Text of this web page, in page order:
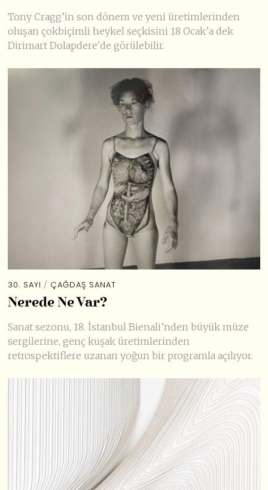
Tony Cragg’in son dönem ve yeni üretimlerinden
oluşan çokbiçimli heykel seçkisini 18 Ocak’a dek
Dirimart Dolapdere'de görülebilir.
30. SAYI / ÇAĞDAŞ SANAT
Nerede Ne Var?
Sanat sezonu, 18. İstanbul Bienali’nden büyük müze
sergilerine, genç kuşak üretimlerinden
retrospektiflere uzanan yoğun bir programla açılıyor.